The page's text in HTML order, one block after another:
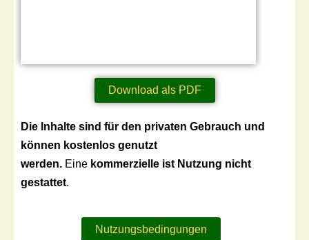
Download als PDF
Die Inhalte sind für den privaten Gebrauch und
können kostenlos genutzt
werden. Eine kommerzielle ist Nutzung nicht
gestattet.
Nutzungsbedingungen